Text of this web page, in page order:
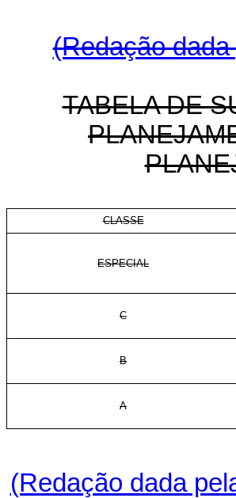
(Redação
TABELA DE
CLASSE
ESPECIAL
C
B
A
(Redação dada